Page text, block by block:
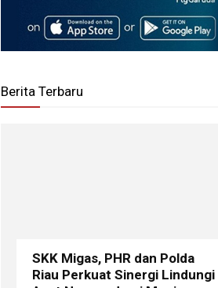
Berita Terbaru
SKK Migas, PHR dan Polda
Riau Perkuat Sinergi Lindungi